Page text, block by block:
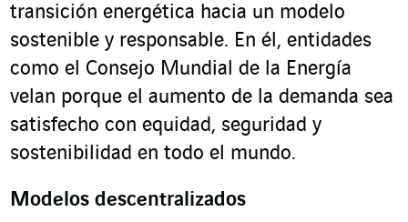
transición energética hacia un modelo
sostenible y responsable. En él, entidades
como el Consejo Mundial de la Energía
velan porque el aumento de la demanda sea
satisfecho con equidad, seguridad y
sostenibilidad en todo el mundo.
Modelos descentralizados